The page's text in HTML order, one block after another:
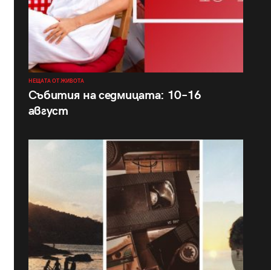
НЕЩАТА ОТ ЖИВОТА
Събития на седмицата: 10–16
август